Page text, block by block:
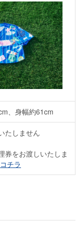
、身幅約61cm
たしません
券をお渡しいたしま
コチラ